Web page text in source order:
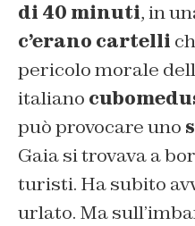
di 40 minuti, in
c’erano cartelli
pericolo morale
italiano
può provocare uno
Gaia si trovava a
turisti. Ha subito
urlato. Ma